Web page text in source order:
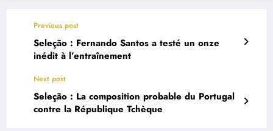
Previous post
Seleção : Fernando Santos a testé un onze
inédit à l’entraînement
Next post
Seleção : La composition probable du Portugal
contre la République Tchèque